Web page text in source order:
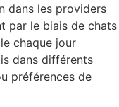
dans les providers
par le biais de chats
chaque jour
dans différents
préférences de